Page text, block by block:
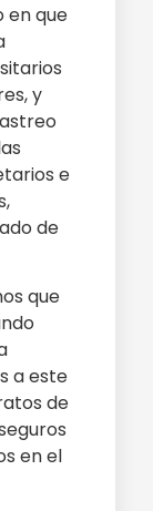
en que
y
e
de
que
a este
de
en el